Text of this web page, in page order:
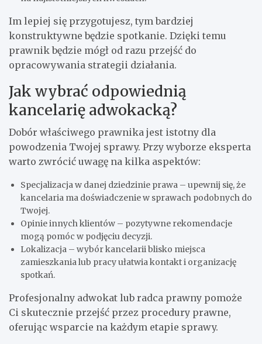
Im lepiej się przygotujesz, tym bardziej
konstruktywne będzie spotkanie. Dzięki temu
prawnik będzie mógł od razu przejść do
opracowywania strategii działania.
Jak wybrać odpowiednią
kancelarię adwokacką?
Dobór właściwego prawnika jest istotny dla
powodzenia Twojej sprawy. Przy wyborze eksperta
warto zwrócić uwagę na kilka aspektów:
Specjalizacja w danej dziedzinie prawa – upewnij się, że
kancelaria ma doświadczenie w sprawach podobnych do
Twojej.
Opinie innych klientów – pozytywne rekomendacje
mogą pomóc w podjęciu decyzji.
Lokalizacja – wybór kancelarii blisko miejsca
zamieszkania lub pracy ułatwia kontakt i organizację
spotkań.
Profesjonalny adwokat lub radca prawny pomoże
Ci skutecznie przejść przez procedury prawne,
oferując wsparcie na każdym etapie sprawy.